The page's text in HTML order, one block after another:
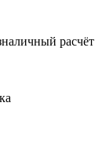
расчёт